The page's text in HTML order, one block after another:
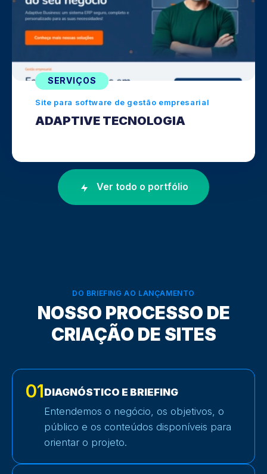
SERVIÇOS
Site para software de gestão empresarial
ADAPTIVE TECNOLOGIA
Ver todo o portfólio
DO BRIEFING AO LANÇAMENTO
NOSSO PROCESSO DE
CRIAÇÃO DE SITES
01DIAGNÓSTICO E BRIEFING
Entendemos o negócio, os objetivos, o
público e os conteúdos disponíveis para
orientar o projeto.